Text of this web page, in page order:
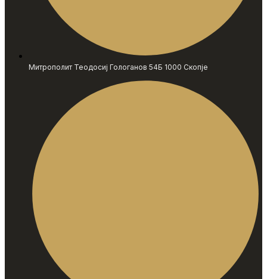
Митрополит Теодосиј Гологанов 54Б 1000 Скопје